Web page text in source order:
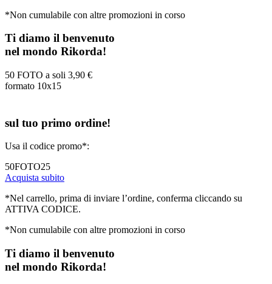
*Non cumulabile con altre promozioni in corso
Ti diamo il benvenuto
nel mondo Rikorda!
50 FOTO a soli 3,90 €
formato 10x15
sul tuo primo ordine!
Usa il codice promo*:
50FOTO25
Acquista subito
*Nel carrello, prima di inviare l’ordine, conferma cliccando su
ATTIVA CODICE.
*Non cumulabile con altre promozioni in corso
Ti diamo il benvenuto
nel mondo Rikorda!